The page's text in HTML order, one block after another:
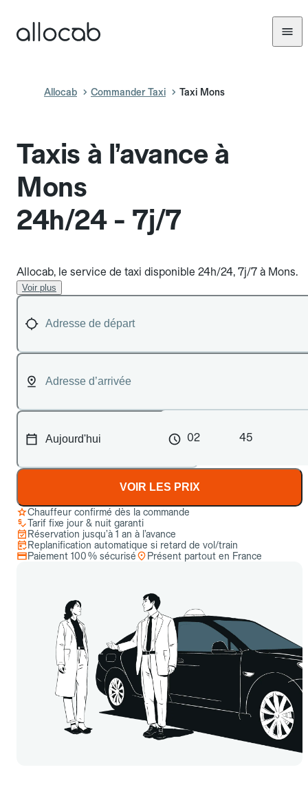
Allocab Commander Taxi Taxi Mons
Taxis à l’avance à
Mons
24h/24 - 7j/7
Allocab, le service de taxi disponible 24h/24, 7j/7 à Mons.
Voir plus
02 45
VOIR LES PRIX
Chauffeur confirmé dès la commande
Tarif fixe jour & nuit garanti
Réservation jusqu’à 1 an à l’avance
Replanification automatique si retard de vol/train
Paiement 100 % sécurisé
Présent partout en France